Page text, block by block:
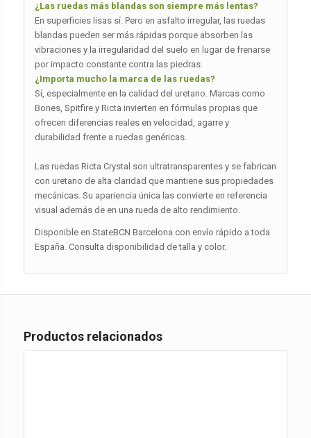
¿Las ruedas más blandas son siempre más lentas?
En superficies lisas sí. Pero en asfalto irregular, las ruedas
blandas pueden ser más rápidas porque absorben las
vibraciones y la irregularidad del suelo en lugar de frenarse
por impacto constante contra las piedras.
¿Importa mucho la marca de las ruedas?
Sí, especialmente en la calidad del uretano. Marcas como
Bones, Spitfire y Ricta invierten en fórmulas propias que
ofrecen diferencias reales en velocidad, agarre y
durabilidad frente a ruedas genéricas.
Las ruedas Ricta Crystal son ultratransparentes y se fabrican
con uretano de alta claridad que mantiene sus propiedades
mecánicas. Su apariencia única las convierte en referencia
visual además de en una rueda de alto rendimiento.
Disponible en StateBCN Barcelona con envío rápido a toda
España. Consulta disponibilidad de talla y color.
Productos relacionados